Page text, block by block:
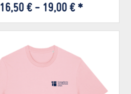
16,50 € - 19,00 € *